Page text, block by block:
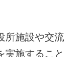
所施設や交流
実施すること